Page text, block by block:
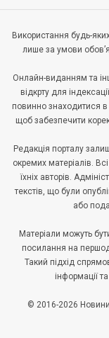
Використання будь-
лише за умови
Онлайн-виданням та
відкрту для
повинно знаходитися в
щоб забезпечити
Редакція порталу
окремих матеріалів.
їхніх авторів.
текстів, що були
або
Матеріали можуть
посилання на
Такий підхід
інформації
© 2016-2026 Новини